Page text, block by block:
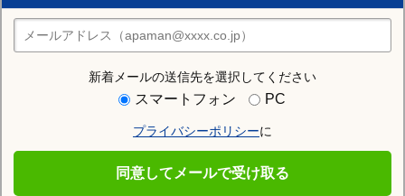
新着メールの送信先を選択してください
スマートフォン PC
プライバシーポリシーに
同意してメールで受け取る
住みたい街の店舗を探す
店舗検索
住む街研究所で御坊市の情報を見る